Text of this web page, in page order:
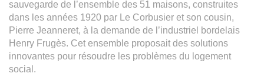
sauvegarde de l’ensemble des 51 maisons, construites
dans les années 1920 par Le Corbusier et son cousin,
Pierre Jeanneret, à la demande de l’industriel bordelais
Henry Frugès. Cet ensemble proposait des solutions
innovantes pour résoudre les problèmes du logement
social.